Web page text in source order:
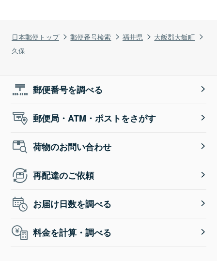
日本郵便トップ 郵便番号検索 福井県
大飯郡大飯町
久保
郵便番号を調べる
郵便局・ATM・ポストをさがす
荷物のお問い合わせ
再配達のご依頼
お届け日数を調べる
料金を計算・調べる